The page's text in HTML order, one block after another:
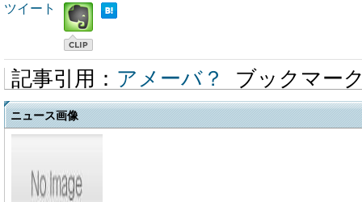
ツイート
記事引用： アメーバ？ ブックマー
ニュース画像